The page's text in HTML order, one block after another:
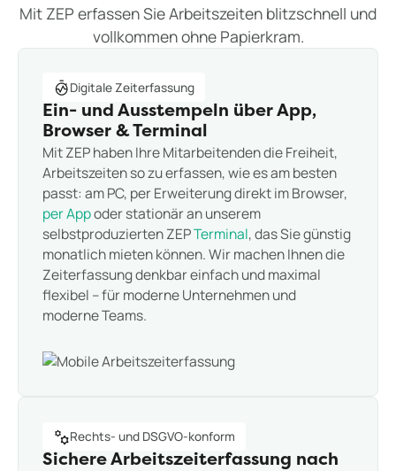
Mit ZEP erfassen Sie Arbeitszeiten blitzschnell und
vollkommen ohne Papierkram.
Digitale Zeiterfassung
Ein- und Ausstempeln über App,
Browser & Terminal
Mit ZEP haben Ihre Mitarbeitenden die Freiheit,
Arbeitszeiten so zu erfassen, wie es am besten
passt: am PC, per Erweiterung direkt im Browser,
per Appoder stationär an unserem
selbstproduzierten ZEPTerminal, das Sie günstig
monatlich mieten können. Wir machen Ihnen die
Zeiterfassung denkbar einfach und maximal
flexibel – für moderne Unternehmen und
moderne Teams.
Rechts- und DSGVO-konform
Sichere Arbeitszeiterfassung nach